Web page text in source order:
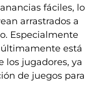
fáciles, lo
arrastrados a
Especialmente
está
los jugadores, ya
de juegos para